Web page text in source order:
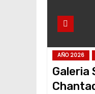
AÑO 2026
Galeria